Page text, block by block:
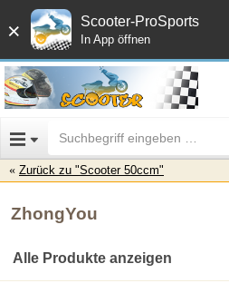
× Scooter-ProSports
In App öffnen
Zurück zu "Scooter 50ccm"
ZhongYou
Alle Produkte anzeigen